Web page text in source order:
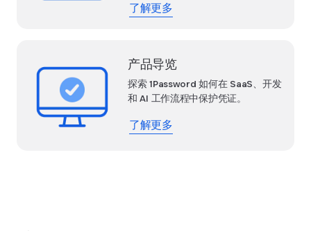
了解更多
产品导览
探索 1Password 如何在 SaaS、开发
和 AI 工作流程中保护凭证。
了解更多